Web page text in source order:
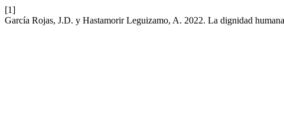
[1]
García Rojas, J.D. y Hastamorir Leguizamo, A. 2022. La dignidad